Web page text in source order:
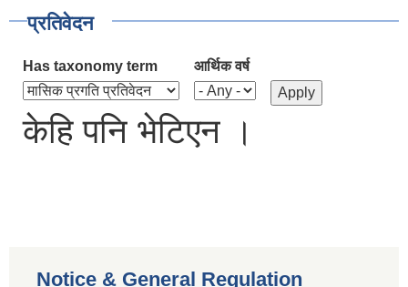
प्रतिवेदन
Has taxonomy term आर्थिक वर्ष
केहि पनि भेटिएन ।
Notice & General Regulation